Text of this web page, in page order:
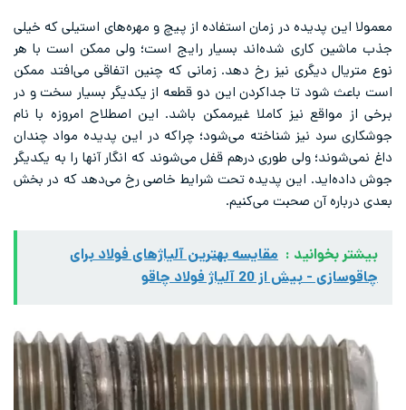
معمولا این پدیده در زمان استفاده از پیچ و مهره‌های استیلی که خیلی
جذب ماشین کاری شده‌اند بسیار رایج است؛ ولی ممکن است با هر
نوع متریال دیگری نیز رخ دهد. زمانی که چنین اتفاقی می‌افتد ممکن
است باعث شود تا جداکردن این دو قطعه از یکدیگر بسیار سخت و در
برخی از مواقع نیز کاملا غیرممکن باشد. این اصطلاح امروزه با نام
جوشکاری سرد نیز شناخته می‌شود؛ چراکه در این پدیده مواد چندان
داغ نمی‌شوند؛ ولی طوری درهم قفل می‌شوند که انگار آنها را به یکدیگر
جوش داده‌اید. این پدیده تحت شرایط خاصی رخ می‌دهد که در بخش
بعدی درباره آن صحبت می‌کنیم.
بیشتر بخوانید : مقایسه بهترین آلیاژهای فولاد برای
چاقوسازی - بیش از 20 آلیاژ فولاد چاقو